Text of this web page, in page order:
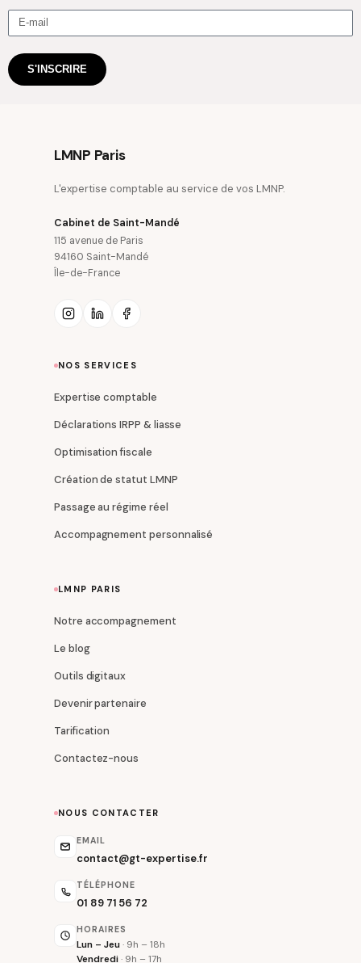
S'INSCRIRE
LMNP Paris
L'expertise comptable au service de vos LMNP.
Cabinet de Saint-Mandé
115 avenue de Paris
94160 Saint-Mandé
Île-de-France
NOS SERVICES
Expertise comptable
Déclarations IRPP & liasse
Optimisation fiscale
Création de statut LMNP
Passage au régime réel
Accompagnement personnalisé
LMNP PARIS
Notre accompagnement
Le blog
Outils digitaux
Devenir partenaire
Tarification
Contactez-nous
NOUS CONTACTER
EMAIL
contact@gt-expertise.fr
TÉLÉPHONE
01 89 71 56 72
HORAIRES
Lun – Jeu· 9h – 18h
Vendredi· 9h – 17h